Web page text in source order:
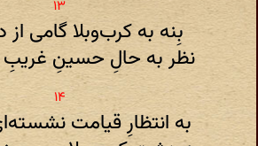
بِنه به کرب‌وبلا گامی از
نظر به حالِ حسینِ
به انتظارِ قیامت